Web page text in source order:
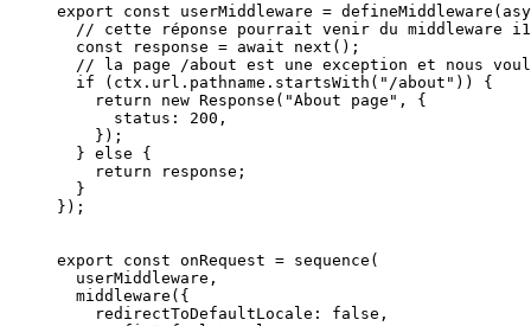
export const userMiddleware = defineMiddleware (
// cette réponse pourrait venir du middleware
const
response = await next () ;
// la page /about est une exception et nous
if
( ctx . url . pathname . startsWith ( " /about " ))
{
return new Response ( "About page " , {
status: 200 ,
} ) ;
} else {
return
response ;
}
} );
export const onRequest = sequence (
userMiddleware ,
middleware ( {
redirectToDefaultLocale: false ,